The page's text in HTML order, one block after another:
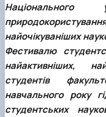
Національного
найочікуваніших
Фестивалю
найактивніших,
студентів
навчального року
студентських